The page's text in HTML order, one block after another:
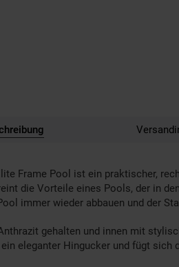
Frame Pool ist ein praktischer,
die Vorteile eines Pools, der in
immer wieder abbauen und der
gehalten und innen mit
eleganter Hingucker und fügt sich